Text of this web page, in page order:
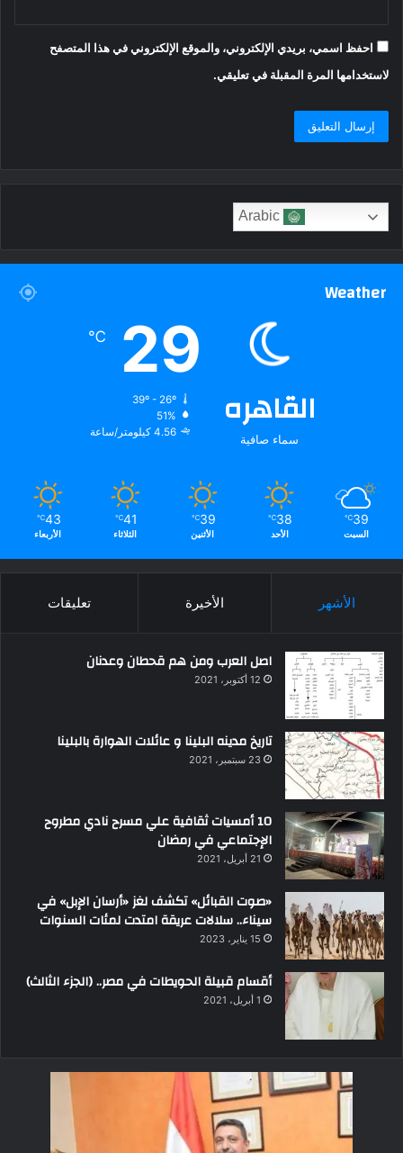
احفظ اسمي، بريدي الإلكتروني، والموقع الإلكتروني في هذا المتصفح
لاستخدامها المرة المقبلة في تعليقي.
Weather
القاهره
سماء صافية
29
℃
39º - 26º
51%
4.56 كيلومتر/ساعة
39
℃
السبت
38
℃
الأحد
39
℃
الأثنين
41
℃
الثلاثاء
43
℃
الأربعاء
الأشهر الأخيرة تعليقات
اصل العرب ومن هم قحطان وعدنان
12 أكتوبر، 2021
تاريخ مدينه البلينا و عائلات الهوارة بالبلينا
23 سبتمبر، 2021
10 أمسيات ثقافية علي مسرح نادي مطروح
الإجتماعي في رمضان
21 أبريل، 2021
«صوت القبائل» تكشف لغز «أرسان الإبل» في
سيناء.. سلالات عريقة امتدت لمئات السنوات
15 يناير، 2023
أقسام قبيلة الحويطات في مصر.. (الجزء الثالث)
1 أبريل، 2021